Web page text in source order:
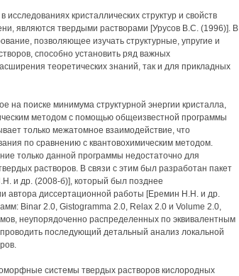
кристаллических структур и свойств
являются твердыми растворами [Урусов B.C. (1996)]. В
позволяющее изучать структурные, упругие и
способно установить ряд важных
теоретических знаний, так и для прикладных
на поиске минимума структурной энергии кристалла,
методом с помощью общеизвестной программы
только межатомное взаимодействие, что
по сравнению с квантовохимическим методом.
только данной программы недостаточно для
растворов. В связи с этим был разработан пакет
и др. (2008-б)], который был позднее
автора диссертационной работы [Еремин H.H. и др.
Binar 2.0, Gistogramma 2.0, Relax 2.0 и Volume 2.0,
неупорядоченно распределенных по эквивалентным
последующий детальный анализ локальной
системы твердых растворов кислородных